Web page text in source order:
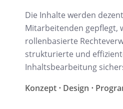
Die Inhalte werden
Mitarbeitenden gepflegt,
rollenbasierte
strukturierte und
Inhaltsbearbeitung
Konzept ⋅ Design ⋅